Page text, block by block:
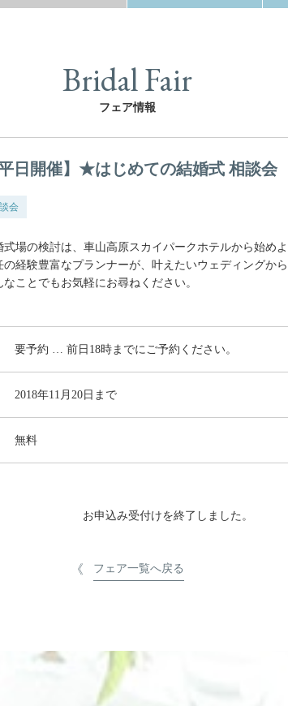
Bridal Fair
フェア情報
平日開催】★はじめての結婚式 相談会
会
式場の検討は、車山高原スカイパークホテルから始めよ
の経験豊富なプランナーが、叶えたいウェディングか
なことでもお気軽にお尋ねください。
要予約 … 前日18時までにご予約ください。
2018年11月20日まで
無料
お申込み受付けを終了しました。
フェア一覧へ戻る